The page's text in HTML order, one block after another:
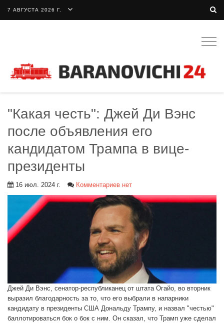
7 АВГУСТА 2026 Г.
"Какая честь": Джей Ди Вэнс
после объявления его
кандидатом Трампа в вице-
президенты
16 июл. 2024 г. Комментариев нет
Джей Ди Вэнс, сенатор-республиканец от штата Огайо, во вторник
выразил благодарность за то, что его выбрали в напарники
кандидату в президенты США Дональду Трампу, и назвал "честью"
баллотироваться бок о бок с ним. Он сказал, что Трамп уже сделал